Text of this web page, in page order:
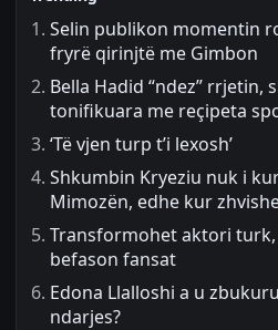
Selin publikon momentin
fryrë qirinjtë me Gimbon
Bella Hadid “ndez” rrjetin,
tonifikuara me reçipeta
‘Të vjen turp t’i lexosh’
Shkumbin Kryeziu nuk i
Mimozën, edhe kur
Transformohet aktori
befason fansat
Edona Llalloshi a u
ndarjes?